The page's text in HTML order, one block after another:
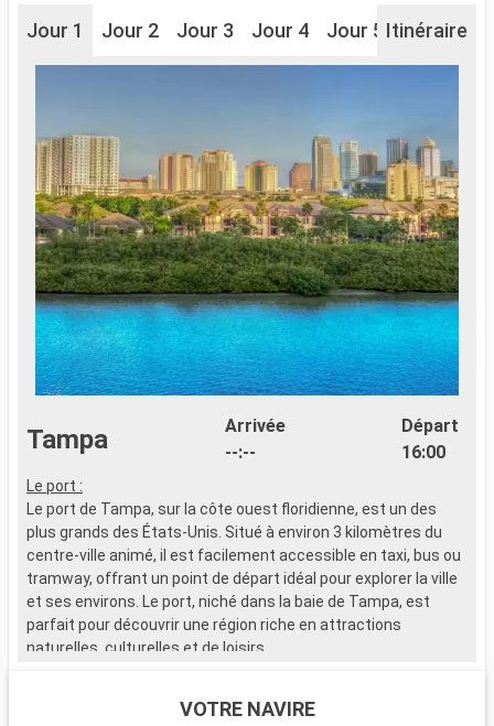
Jour 1 Jour 2 Jour 3 Jour 4 Jour 5 Itinéraire
Tampa
Arrivée
--:--
Départ
16:00
Le port :
Le port de Tampa, sur la côte ouest floridienne, est un des
plus grands des États-Unis. Situé à environ 3 kilomètres du
centre-ville animé, il est facilement accessible en taxi, bus ou
tramway, offrant un point de départ idéal pour explorer la ville
et ses environs. Le port, niché dans la baie de Tampa, est
parfait pour découvrir une région riche en attractions
naturelles, culturelles et de loisirs.
Tampa est un mélange vibrant de culture, d'histoire et de
VOTRE NAVIRE